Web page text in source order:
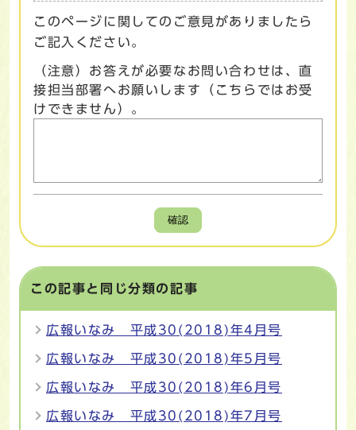
このページに関してのご意見がありましたら
ご記入ください。
（注意）お答えが必要なお問い合わせは、直
接担当部署へお願いします（こちらではお受
けできません）。
確認
この記事と同じ分類の記事
広報いなみ 平成30(2018)年4月号
広報いなみ 平成30(2018)年5月号
広報いなみ 平成30(2018)年6月号
広報いなみ 平成30(2018)年7月号